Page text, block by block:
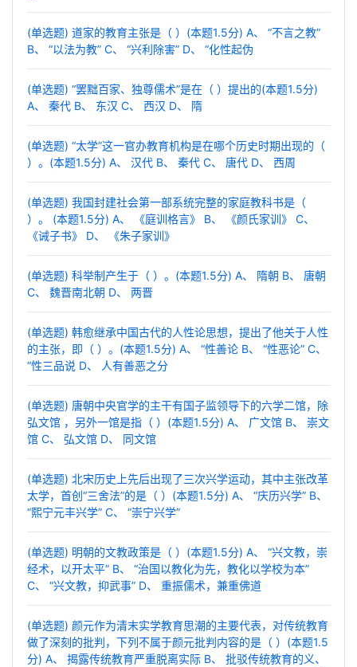
(单选题) 道家的教育主张是（ ）(本题1.5分) A、 “不言之教”
B、 “以法为教” C、 “兴利除害” D、 “化性起伪
(单选题) “罢黜百家、独尊儒术”是在（ ）提出的(本题1.5分)
A、 秦代 B、 东汉 C、 西汉 D、 隋
(单选题) “太学”这一官办教育机构是在哪个历史时期出现的（
）。(本题1.5分) A、 汉代 B、 秦代 C、 唐代 D、 西周
(单选题) 我国封建社会第一部系统完整的家庭教科书是（
）。 (本题1.5分) A、 《庭训格言》 B、 《颜氏家训》 C、
《诫子书》 D、 《朱子家训》
(单选题) 科举制产生于（ ）。(本题1.5分) A、 隋朝 B、 唐朝
C、 魏晋南北朝 D、 两晋
(单选题) 韩愈继承中国古代的人性论思想，提出了他关于人性
的主张，即（ ）。(本题1.5分) A、 “性善论 B、 “性恶论” C、
“性三品说 D、 人有善恶之分
(单选题) 唐朝中央官学的主干有国子监领导下的六学二馆，除
弘文馆 ，另外一馆是指（ ）(本题1.5分) A、 广文馆 B、 崇文
馆 C、 弘文馆 D、 同文馆
(单选题) 北宋历史上先后出现了三次兴学运动，其中主张改革
太学，首创“三舍法”的是（ ）(本题1.5分) A、 “庆历兴学” B、
“熙宁元丰兴学” C、 “崇宁兴学”
(单选题) 明朝的文教政策是（ ）(本题1.5分) A、 “兴文教，崇
经术，以开太平” B、 “治国以教化为先，教化以学校为本”
C、 “兴文教，抑武事” D、 重振儒术，兼重佛道
(单选题) 颜元作为清末实学教育思潮的主要代表，对传统教育
做了深刻的批判，下列不属于颜元批判内容的是（ ）(本题1.5
分) A、 揭露传统教育严重脱离实际 B、 批驳传统教育的义、